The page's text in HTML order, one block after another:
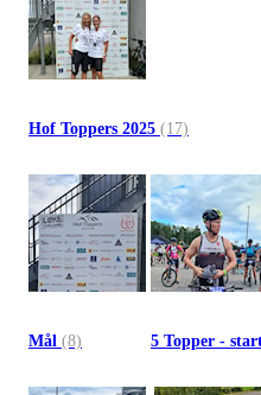
Hof Toppers 2025 (17)
Mål (8) 5 Topper -